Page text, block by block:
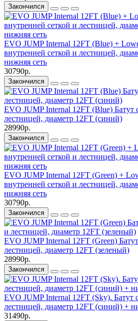
Закончился
EVO JUMP Internal 12FT (Blue) +
внутренней сеткой и лестницей,
нижняя сеть
30790р.
Закончился
EVO JUMP Internal 12FT (Blue) Батут
лестницей, диаметр 12FT (синий)
28990р.
Закончился
EVO JUMP Internal 12FT (Green) +
внутренней сеткой и лестницей,
нижняя сеть
30790р.
Закончился
EVO JUMP Internal 12FT (Green)
лестницей, диаметр 12FT (зеленый)
28990р.
Закончился
EVO JUMP Internal 12FT (Sky). Батут
лестницей, диаметр 12FT (синий) +
31490р.